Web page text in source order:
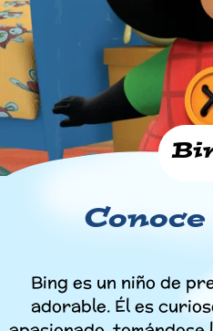
Bing es un niño de
adorable. Él es